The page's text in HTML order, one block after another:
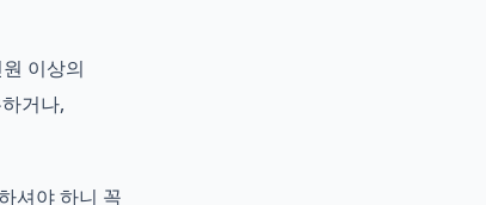
이상의
거나,
셔야 하니 꼭